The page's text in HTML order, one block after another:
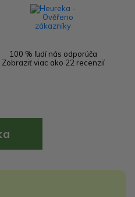
100 % ľudí nás odporúča
Zobraziť viac ako 22 recenzií